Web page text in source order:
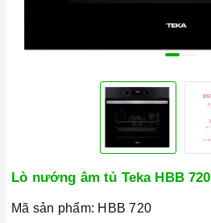
Lò nướng âm tủ Teka HBB 720
Mã sản phẩm: HBB 720